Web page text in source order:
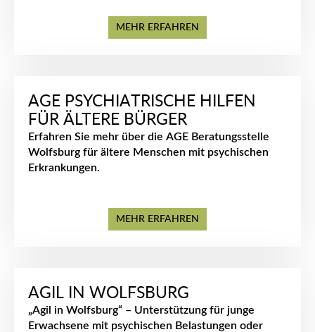
MEHR ERFAHREN
AGE PSYCHIATRISCHE HILFEN
FÜR ÄLTERE BÜRGER
Erfahren Sie mehr über die AGE Beratungsstelle
Wolfsburg für ältere Menschen mit psychischen
Erkrankungen.
MEHR ERFAHREN
AGIL IN WOLFSBURG
„Agil in Wolfsburg“ – Unterstützung für junge
Erwachsene mit psychischen Belastungen oder